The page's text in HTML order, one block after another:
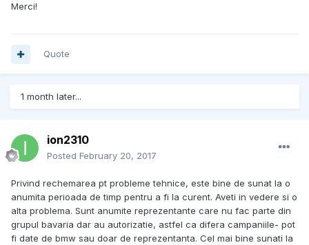
Merci!
Quote
1 month later...
ion2310
Posted February 20, 2017
Privind rechemarea pt probleme tehnice, este bine de sunat la o
anumita perioada de timp pentru a fi la curent. Aveti in vedere si o
alta problema. Sunt anumite reprezentante care nu fac parte din
grupul bavaria dar au autorizatie, astfel ca difera campaniile- pot
fi date de bmw sau doar de reprezentanta. Cel mai bine sunati la